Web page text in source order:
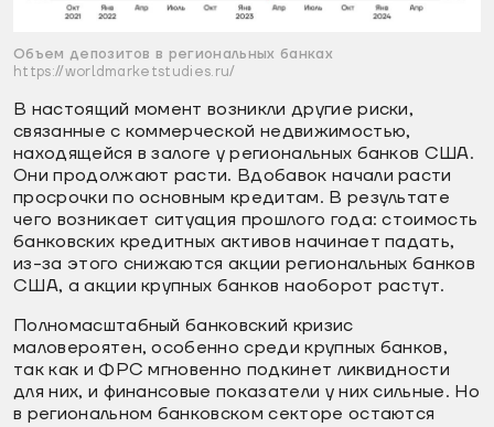
Объем депозитов в региональных банках
https://worldmarketstudies.ru/
В настоящий момент возникли другие риски,
связанные с коммерческой недвижимостью,
находящейся в залоге у региональных банков США.
Они продолжают расти. Вдобавок начали расти
просрочки по основным кредитам. В результате
чего возникает ситуация прошлого года: стоимость
банковских кредитных активов начинает падать,
из-за этого снижаются акции региональных банков
США, а акции крупных банков наоборот растут.
Полномасштабный банковский кризис
маловероятен, особенно среди крупных банков,
так как и ФРС мгновенно подкинет ликвидности
для них, и финансовые показатели у них сильные. Но
в региональном банковском секторе остаются